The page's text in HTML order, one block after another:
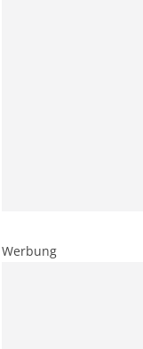
Werbung